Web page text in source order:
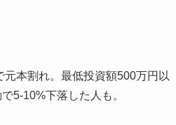
本割れ。最低投資額500万円以
5-10%下落した人も。